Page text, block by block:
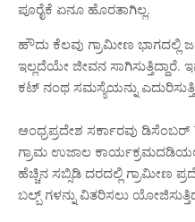
ಪೂರೈಕೆ ಏನೂ ಹೊರತಾಗಿಲ್ಲ.
ಹೌದು ಕೆಲವು ಗ್ರಾಮೀಣ ಭಾಗದಲ್ಲಿ
ಇಲ್ಲದೆಯೇ ಜೀವನ
ಕಟ್ ನಂಥ ಸಮಸ್ಯೆಯನ್ನು
ಆಂಧ್ರಪ್ರದೇಶ ಸರ್ಕಾರವು
ಗ್ರಾಮ ಉಜಾಲ
ಹೆಚ್ಚಿನ ಸಬ್ಸಿಡಿ ದರದಲ್ಲಿ ಗ್ರಾಮೀಣ
ಬಲ್ಬ್ ಗಳನ್ನು ವಿತರಿಸಲು